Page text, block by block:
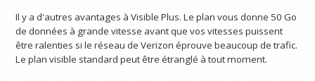
Il y a d'autres avantages à Visible Plus. Le plan vous donne 50 Go
de données à grande vitesse avant que vos vitesses puissent
être ralenties si le réseau de Verizon éprouve beaucoup de trafic.
Le plan visible standard peut être étranglé à tout moment.